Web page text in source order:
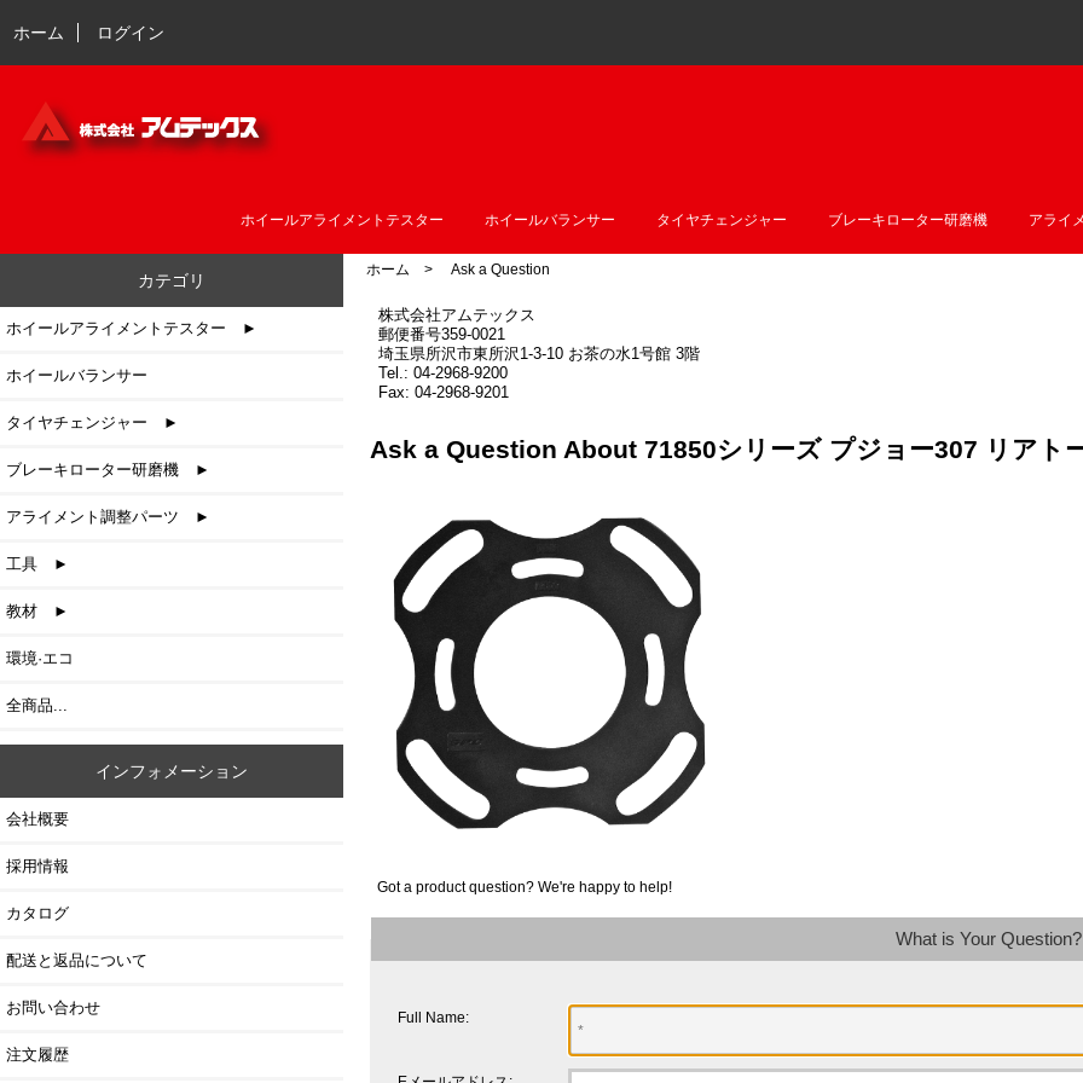
ホーム ログイン
ホイールアライメントテスター ホイールバランサー タイヤチェンジャー ブレーキローター研磨機 アライ
カテゴリ
ホイールアライメントテスター ►
ホイールバランサー
タイヤチェンジャー ►
ブレーキローター研磨機 ►
アライメント調整パーツ ►
工具 ►
教材 ►
環境·エコ
全商品...
インフォメーション
会社概要
採用情報
カタログ
配送と返品について
お問い合わせ
注文履歴
ホーム > Ask a Question
株式会社アムテックス
郵便番号359-0021
埼玉県所沢市東所沢1-3-10 お茶の水1号館 3階
Tel.: 04-2968-9200
Fax: 04-2968-9201
Ask a Question About 71850シリーズ プジョー307 リアト
Got a product question? We're happy to help!
What is Your Question?
Full Name: